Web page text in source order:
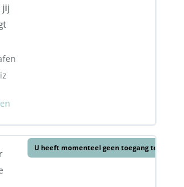
jij
inhoud
0/6 stappen
maken met je kindje
U heeft momenteel geen toegang tot deze